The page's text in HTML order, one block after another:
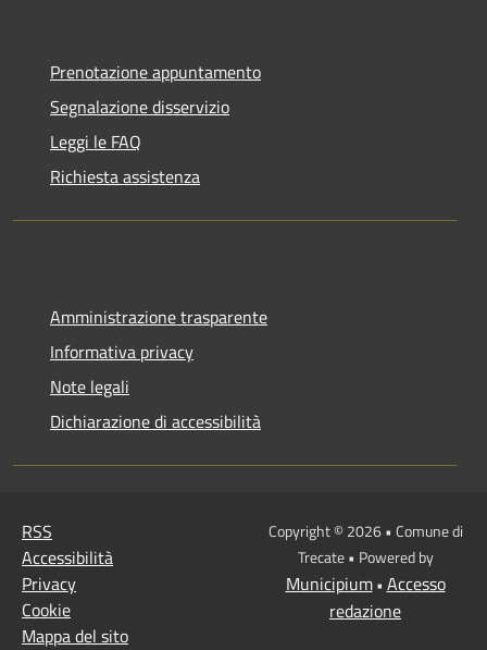
Prenotazione appuntamento
Segnalazione disservizio
Leggi le FAQ
Richiesta assistenza
Amministrazione trasparente
Informativa privacy
Note legali
Dichiarazione di accessibilità
RSS
Accessibilità
Privacy
Cookie
Mappa del sito
Copyright © 2026 • Comune di
Trecate • Powered by
Municipium• Accesso
redazione